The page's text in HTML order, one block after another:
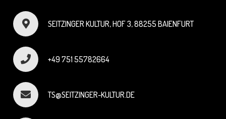
SEITZINGER KULTUR, HOF 3, 88255 BAIENFURT
+49 751 55782664
TS@SEITZINGER-KULTUR.DE